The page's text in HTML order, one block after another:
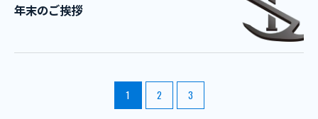
年末のご挨拶
1 2 3